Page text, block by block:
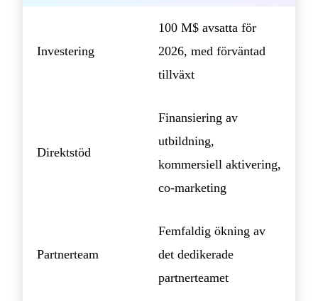
Investering
100 M$ avsatta för
2026, med förväntad
tillväxt
Direktstöd
Finansiering av
utbildning,
kommersiell aktivering,
co‑marketing
Partnerteam
Femfaldig ökning av
det dedikerade
partnerteamet